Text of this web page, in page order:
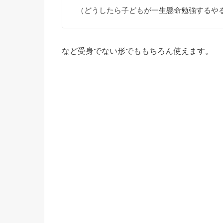
（どうしたら子どもが一生懸命勉強するや
など受身でない形でももちろん使えます。